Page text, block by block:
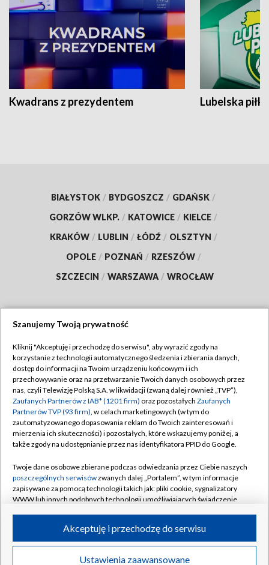
Kwadrans z prezydentem Lubelska piłka
BIAŁYSTOK / BYDGOSZCZ / GDAŃSK /
GORZÓW WLKP. / KATOWICE / KIELCE /
KRAKÓW / LUBLIN / ŁÓDŹ / OLSZTYN /
OPOLE / POZNAŃ / RZESZÓW /
SZCZECIN / WARSZAWA / WROCŁAW
TVP
Abonament TVP
Emisja w TVP
Centrum informacji TVP
Naziemna Telewizja Cyfrowa
Rada Programowa
System NOS
Informacje o nadawcy
Program dla prasy
Regulamin TVP
Polityka prywatności
Moje zgody
Pomoc
Kontakt
Kanały
©2026 Telewizja Polska S.A. w likwidacji
Szanujemy Twoją prywatność
Kliknij "Akceptuję i przechodzę do serwisu", aby wyrazić zgody na
korzystanie z technologii automatycznego śledzenia i zbierania danych,
dostęp do informacji na Twoim urządzeniu końcowym i ich
przechowywanie oraz na przetwarzanie Twoich danych osobowych przez
nas, czyli Telewizję Polską S.A. w likwidacji (zwaną dalej również „TVP”),
Zaufanych Partnerów z IAB* (1201 firm) oraz pozostałych Zaufanych
Partnerów TVP (93 firm), w celach marketingowych (w tym do
zautomatyzowanego dopasowania reklam do Twoich zainteresowań i
mierzenia ich skuteczności) i pozostałych, które wskazujemy poniżej, a
także zgody na udostępnianie przez nas identyfikatora PPID do Google.
Twoje dane osobowe zbierane podczas odwiedzania przez Ciebie naszych
poszczególnych serwisówzwanych dalej „Portalem”, w tym informacje
zapisywane za pomocą technologii takich jak: pliki cookie, sygnalizatory
WWW lub innych podobnych technologii umożliwiających świadczenie
ruchu w Internecie.
Twoje dane osobowe zbierane podczas odwiedzania przez Ciebie
Ustawienia zaawansowane
Akceptuję i przechodzę do serwisu